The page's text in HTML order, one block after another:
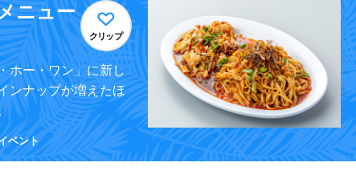
ニュー
クリップ
ホー・ワン」に新し
ンナップが増えたほ
ベント